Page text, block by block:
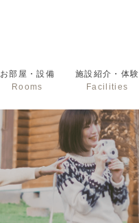
お部屋・設備
Rooms
施設紹介・体験
Facilities